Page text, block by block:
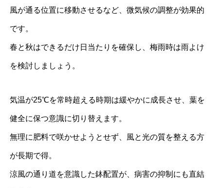
風が通る位置に移動させるなど、微気候の調整が効果的
です。
春と秋はできるだけ日当たりを確保し、梅雨時は雨よけ
を検討しましょう。
気温が25℃を常時超える時期は緩やかに成長させ、葉を
健全に保つ意識に切り替えます。
無理に肥料で咲かせようとせず、風と光の質を整える方
が長期で得。
涼風の通り道を意識した鉢配置が、病害の抑制にも直結